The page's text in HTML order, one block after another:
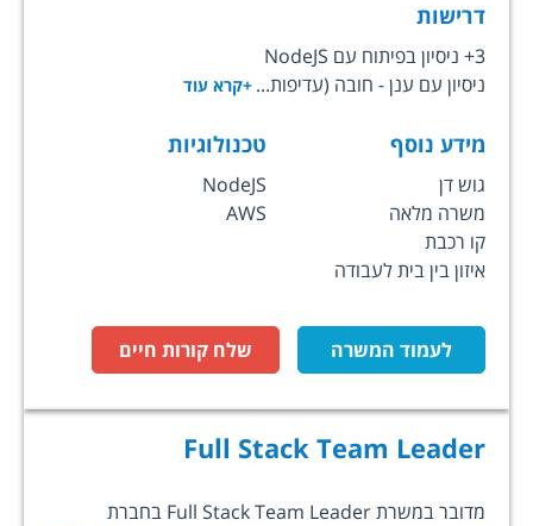
דרישות
3+ ניסיון בפיתוח עם NodeJS
ניסיון עם ענן - חובה (עדיפות... +קרא עוד
מידע נוסף
גוש דן
משרה מלאה
קו רכבת
איזון בין בית לעבודה
טכנולוגיות
NodeJS
AWS
לעמוד המשרה שלח קורות חיים
Full Stack Team Leader
מדובר במשרת Full Stack Team Leader בחברת